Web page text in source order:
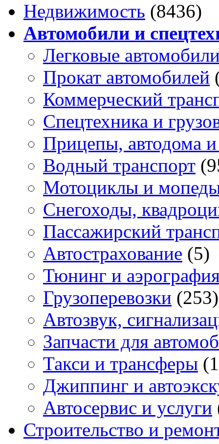
Недвижимость (8436)
Автомобили и
Легковые
Прокат автомобилей
Коммерческий
Спецтехника и
Прицепы, автодома
Водный транспорт
Мотоциклы и
Снегоходы,
Пассажирский
Автострахование (5)
Тюнинг и
Грузоперевозки (253)
Автозвук,
Запчасти для
Такси и трансферы
Джиппинг и
Автосервис и услуги
Строительство и